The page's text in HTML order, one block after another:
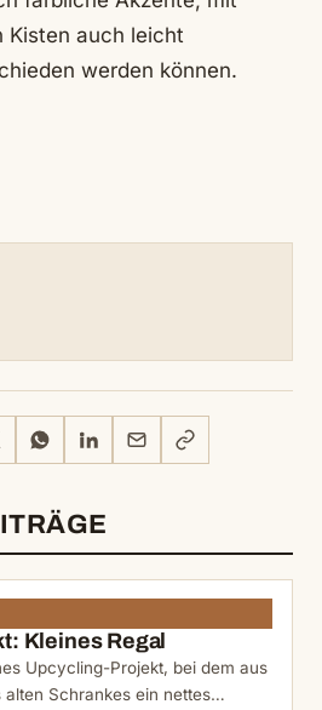
Kisten auch leicht
werden können.
WHATSAPPLINKEDIN
MAIL
LINK
KOPIEREN
Kleines Regal
Upcycling-Projekt, bei dem aus
alten Schrankes ein nettes…